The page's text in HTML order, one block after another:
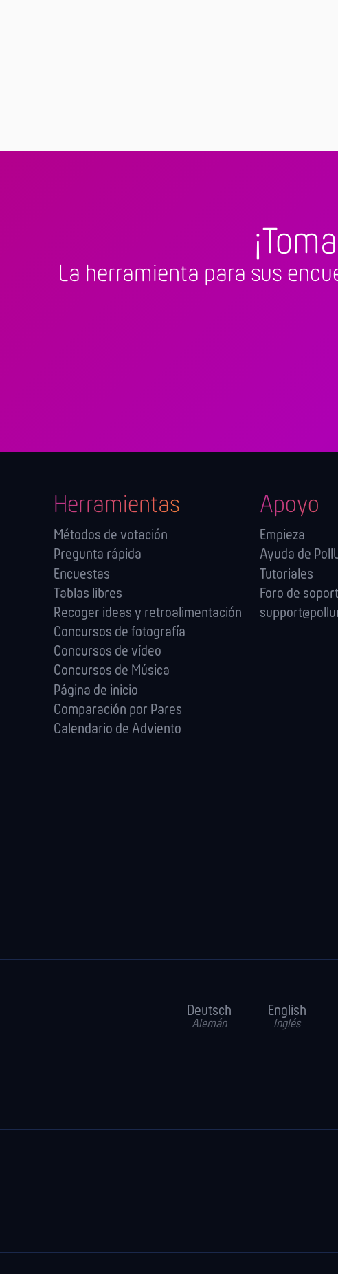
La herramienta para sus
Herramientas
Métodos de votación
Pregunta rápida
Encuestas
Tablas libres
Recoger ideas y retroalimentación
Concursos de fotografía
Concursos de vídeo
Concursos de Música
Página de inicio
Comparación por Pares
Calendario de Adviento
Apoyo
Empieza
Ayuda de
Tutoriales
Foro de
Deutsch
Alemán
English
Inglés